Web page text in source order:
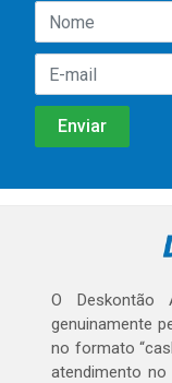
O Deskontão
genuinamente
no formato
atendimento